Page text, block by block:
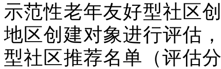
示范性老年友好型社区
地区创建对象进行评估
型社区推荐名单（评估